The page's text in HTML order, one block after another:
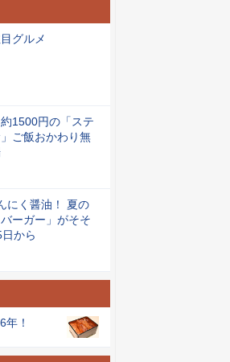
グルメ
1500円の「ステ
ご飯おかわり無
にく醤油！ 夏の
バーガー」がそそ
から
！